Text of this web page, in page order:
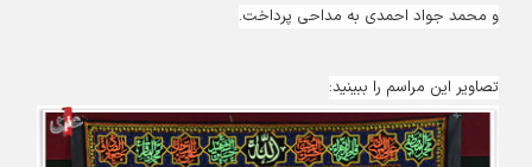
و محمد جواد احمدی به مداحی پرداخت.
تصاویر این مراسم را ببینید: